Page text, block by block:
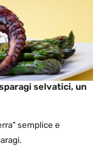
selvatici, un
semplice e